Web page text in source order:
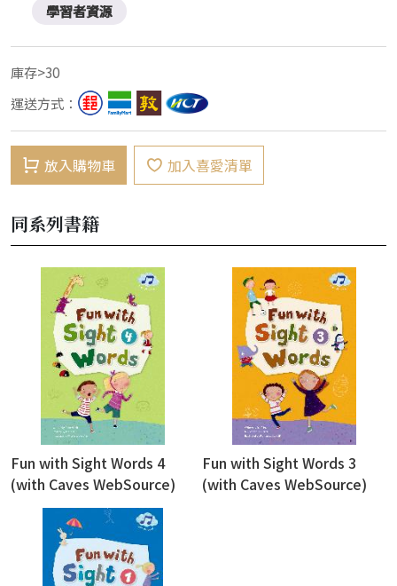
學習者資源
庫存>30
運送方式：
放入購物車 加入喜愛清單
同系列書籍
Fun with Sight Words 4
(with Caves WebSource)
Fun with Sight Words 3
(with Caves WebSource)